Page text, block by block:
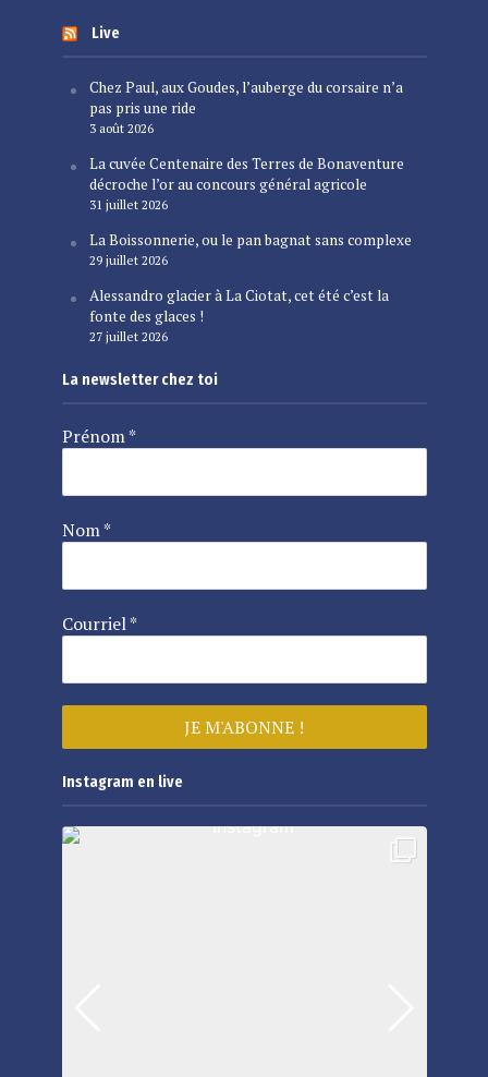
Live
Chez Paul, aux Goudes, l’auberge du corsaire n’a
pas pris une ride
3 août 2026
La cuvée Centenaire des Terres de Bonaventure
décroche l’or au concours général agricole
31 juillet 2026
La Boissonnerie, ou le pan bagnat sans complexe
29 juillet 2026
Alessandro glacier à La Ciotat, cet été c’est la
fonte des glaces !
27 juillet 2026
La newsletter chez toi
Prénom*
Nom*
Courriel*
Instagram en live